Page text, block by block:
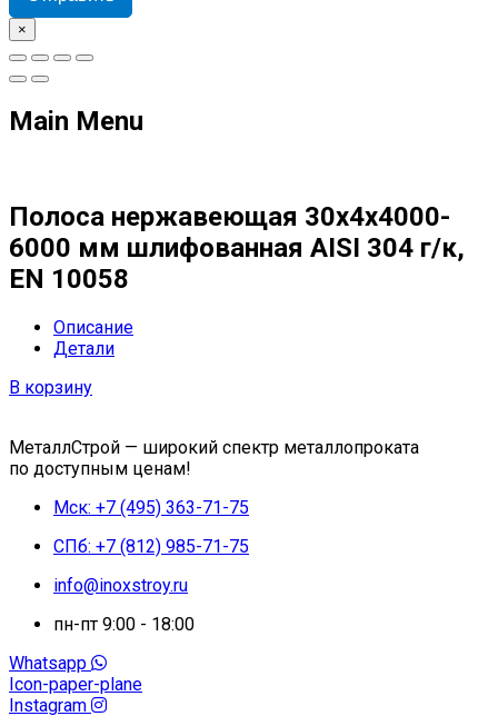
×
Main Menu
Полоса нержавеющая 30х4х4000-
6000 мм шлифованная AISI 304 г/к,
EN 10058
Описание
Детали
В корзину
МеталлСтрой — широкий спектр металлопроката
по доступным ценам!
Мск: +7 (495) 363-71-75
СПб: +7 (812) 985-71-75
info@inoxstroy.ru
пн-пт 9:00 - 18:00
Whatsapp
Icon-paper-plane
Instagram